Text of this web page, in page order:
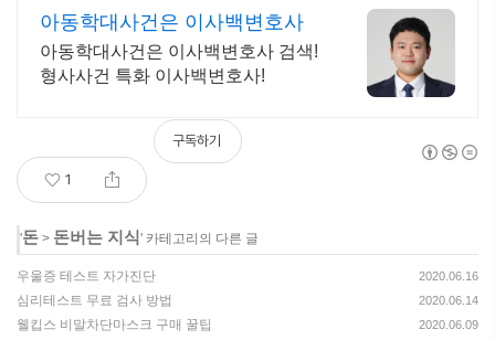
아동학대사건은 이사백변호사
아동학대사건은 이사백변호사 검색!
형사사건 특화 이사백변호사!
1
구독하기
'돈 > 돈버는 지식' 카테고리의 다른 글
우울증 테스트 자가진단 2020.06.16
심리테스트 무료 검사 방법 2020.06.14
웰킵스 비말차단마스크 구매 꿀팁 2020.06.09